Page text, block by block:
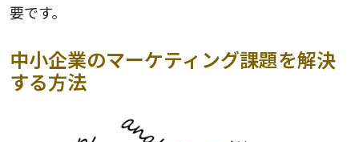
要です。
中小企業のマーケティング課題を解決
する方法